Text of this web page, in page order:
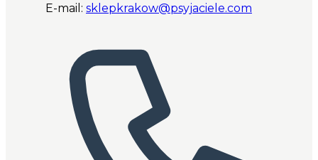
E-mail: sklepkrakow@psyjaciele.com